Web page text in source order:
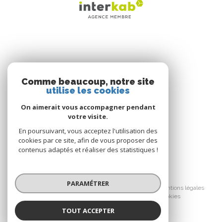
antérieur au 15 septembre 2019 ou dans un délai de 3
mois maximum après le dépôt des pièces à intervenir
risques, consultez le site www.urbat.com pour en
Septembre 2019
Nous suivre
© 2026 | Tous droits réservés
Nos honoraires
Nos partenaires
Mentions légales
Cookies
Comme beaucoup, notre site
utilise les cookies
On aimerait vous accompagner pendant
votre visite.
En poursuivant, vous acceptez l'utilisation des
cookies par ce site, afin de vous proposer des
contenus adaptés et réaliser des statistiques !
PARAMÉTRER
TOUT ACCEPTER